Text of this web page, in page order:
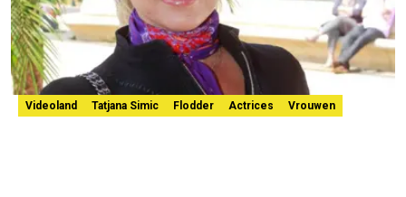
Videoland Tatjana Simic Flodder Actrices Vrouwen